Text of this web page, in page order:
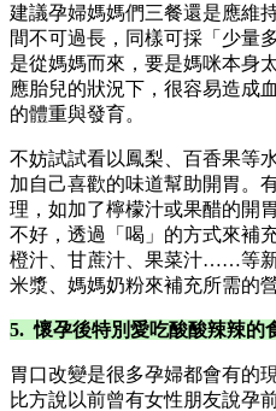
建議孕婦媽媽們三餐還是應維
間不可過長，同樣可採「少量
是從媽媽而來，要是媽咪本身
應胎兒的狀況下，很容易造成
的體重與發育。
不妨試試看以鳳梨、百香果等
加自己喜歡的味道幫助開胃。
理，如加了檸檬汁或果醋的開
不好，透過「喝」的方式來補
橙汁、甘蔗汁、果菜汁……等新
米漿、媽媽奶粉來補充所需的營
5. 懷孕後特別愛吃酸酸辣辣的
胃口改變是很多孕婦都會有的
比方說以前曾有女性朋友說孕